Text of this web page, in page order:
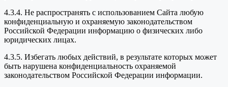
4.3.4. Не распространять с использованием Сайта любую
конфиденциальную и охраняемую законодательством
Российской Федерации информацию о физических либо
юридических лицах.
4.3.5. Избегать любых действий, в результате которых может
быть нарушена конфиденциальность охраняемой
законодательством Российской Федерации информации.